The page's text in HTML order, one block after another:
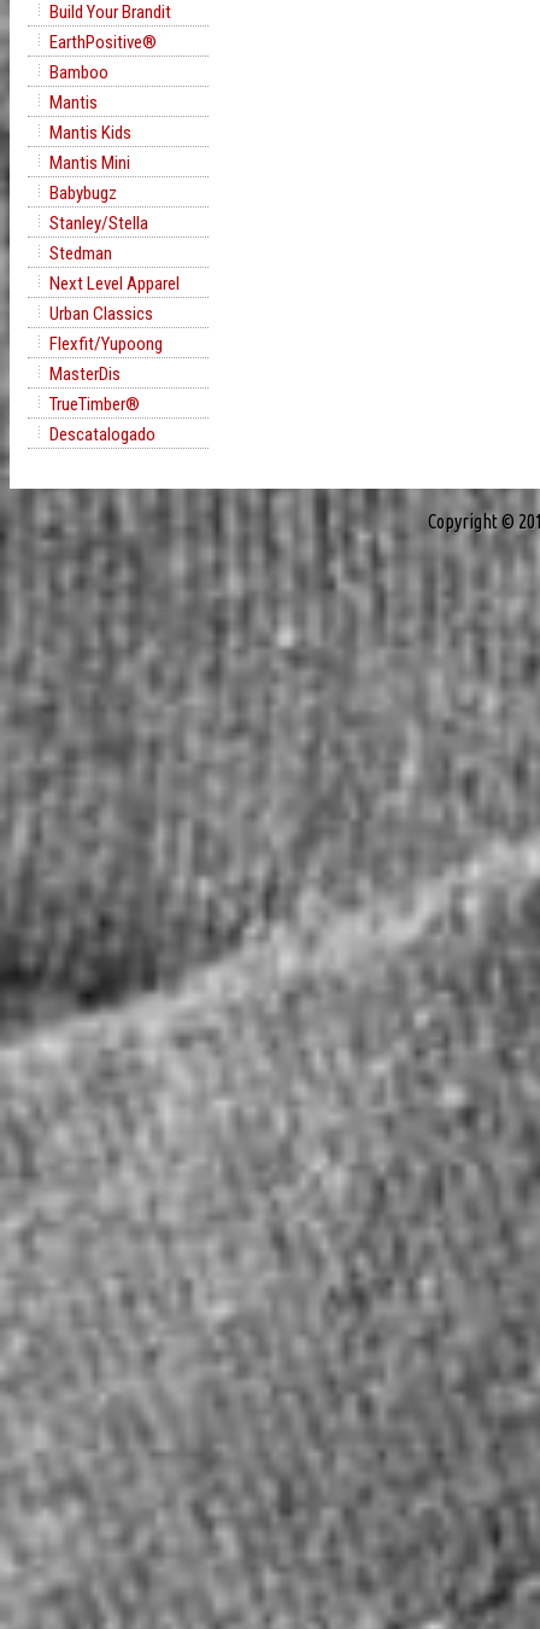
Build Your Brandit
EarthPositive®
Bamboo
Mantis
Mantis Kids
Mantis Mini
Babybugz
Stanley/Stella
Stedman
Next Level Apparel
Urban Classics
Flexfit/Yupoong
MasterDis
TrueTimber®
Descatalogado
Copyright ©